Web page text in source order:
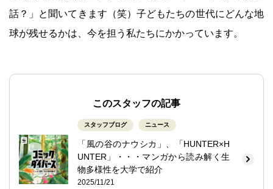
話？」と聞いてきます（笑）子どもたちの世代にどんな地
球が残せるかは、今を担う私たちにかかっています。
このスタッフの記事
スタッフブログ ニュース
「風の谷のナウシカ」、「HUNTER×H
UNTER」・・・マンガから読み解く生
物多様性を大学で紹介
2025/11/21